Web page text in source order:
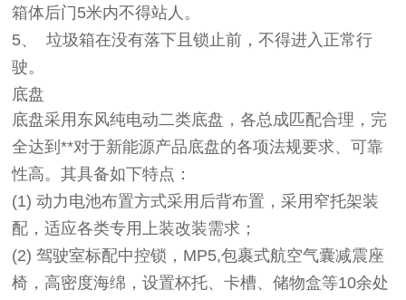
箱体后门5米内不得站人。
5、
垃圾箱在没有落下且锁止前，不得进入正常行
驶。
底盘
底盘采用东风纯电动二类底盘，各总成匹配合理，完
全达到**对于新能源产品底盘的各项法规要求、可靠
性高。其具备如下特点：
(1)动力电池布置方式采用后背布置，采用窄托架装
配，适应各类专用上装改装需求；
(2)驾驶室标配中控锁，MP5,包裹式航空气囊减震座
椅，高密度海绵，设置杯托、卡槽、储物盒等10余处